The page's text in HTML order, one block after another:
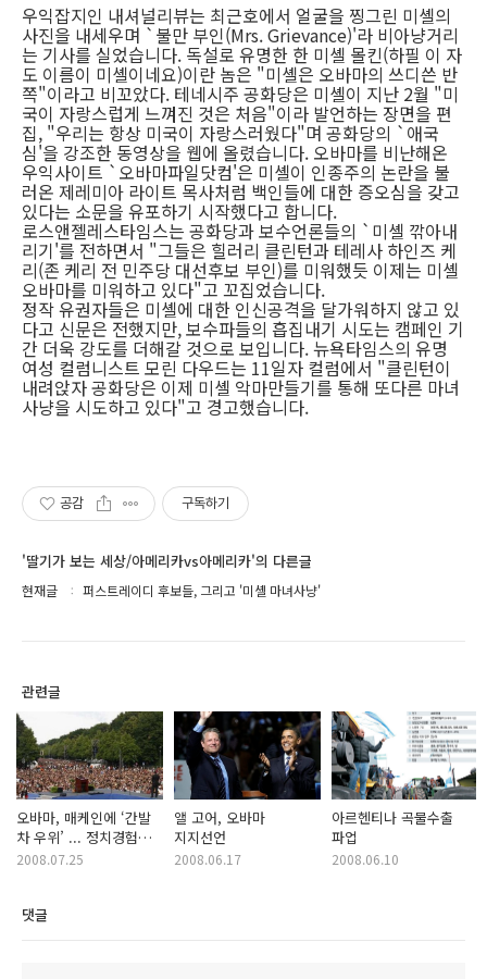
우익잡지인 내셔널리뷰는 최근호에서 얼굴을 찡그린 미셸의
사진을 내세우며 `불만 부인(Mrs. Grievance)'라 비아냥거리
는 기사를 실었습니다. 독설로 유명한 한 미셸 몰킨(하필 이 자
도 이름이 미셸이네요)이란 놈은 "미셸은 오바마의 쓰디쓴 반
쪽"이라고 비꼬았다. 테네시주 공화당은 미셸이 지난 2월 "미
국이 자랑스럽게 느껴진 것은 처음"이라 발언하는 장면을 편
집, "우리는 항상 미국이 자랑스러웠다"며 공화당의 `애국
심'을 강조한 동영상을 웹에 올렸습니다. 오바마를 비난해온
우익사이트 `오바마파일닷컴'은 미셸이 인종주의 논란을 불
러온 제레미아 라이트 목사처럼 백인들에 대한 증오심을 갖고
있다는 소문을 유포하기 시작했다고 합니다.
로스앤젤레스타임스는 공화당과 보수언론들의 `미셸 깎아내
리기'를 전하면서 "그들은 힐러리 클린턴과 테레사 하인즈 케
리(존 케리 전 민주당 대선후보 부인)를 미워했듯 이제는 미셸
오바마를 미워하고 있다"고 꼬집었습니다.
정작 유권자들은 미셸에 대한 인신공격을 달가워하지 않고 있
다고 신문은 전했지만, 보수파들의 흡집내기 시도는 캠페인 기
간 더욱 강도를 더해갈 것으로 보입니다. 뉴욕타임스의 유명
여성 컬럼니스트 모린 다우드는 11일자 컬럼에서 "클린턴이
내려앉자 공화당은 이제 미셸 악마만들기를 통해 또다른 마녀
사냥을 시도하고 있다"고 경고했습니다.
공감 구독하기
'딸기가 보는 세상/아메리카vs아메리카'의 다른글
현재글 퍼스트레이디 후보들, 그리고 '미셸 마녀사냥'
관련글
오바마, 매케인에 ‘간발
차 우위’ ... 정치경험
부족 여전히 ‘족쇄’
2008.07.25
앨 고어, 오바마
지지선언
2008.06.17
아르헨티나 곡물수출
파업
2008.06.10
댓글